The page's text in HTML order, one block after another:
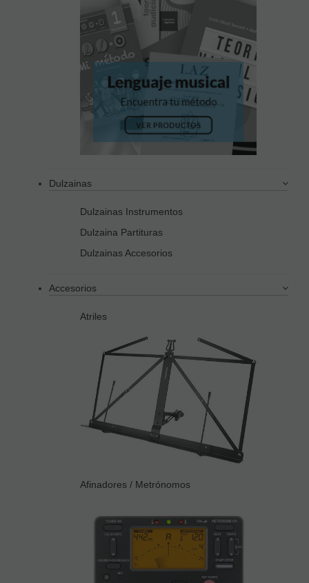
Dulzainas
Dulzainas Instrumentos
Dulzaina Partituras
Dulzainas Accesorios
Accesorios
Atriles
Afinadores / Metrónomos